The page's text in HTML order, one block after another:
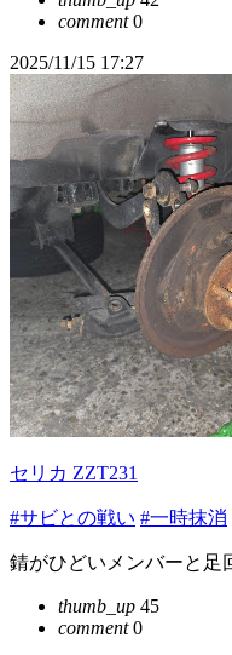
comment0
2025/11/15 17:27
セリカ ZZT231
#サビとの戦い #一時抹消
錆がひどいメンバーと足
thumb_up 45
comment0